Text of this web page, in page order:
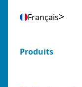
Français
Produits